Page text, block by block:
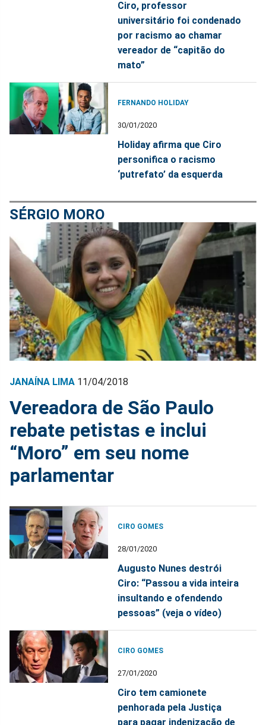
Ciro, professor
universitário foi condenado
por racismo ao chamar
vereador de “capitão do
mato”
FERNANDO HOLIDAY
30/01/2020
Holiday afirma que Ciro
personifica o racismo
‘putrefato’ da esquerda
SÉRGIO MORO
JANAÍNA LIMA 11/04/2018
Vereadora de São Paulo
rebate petistas e inclui
“Moro” em seu nome
parlamentar
CIRO GOMES
28/01/2020
Augusto Nunes destrói
Ciro: “Passou a vida inteira
insultando e ofendendo
pessoas” (veja o vídeo)
CIRO GOMES
27/01/2020
Ciro tem camionete
penhorada pela Justiça
para pagar indenização de